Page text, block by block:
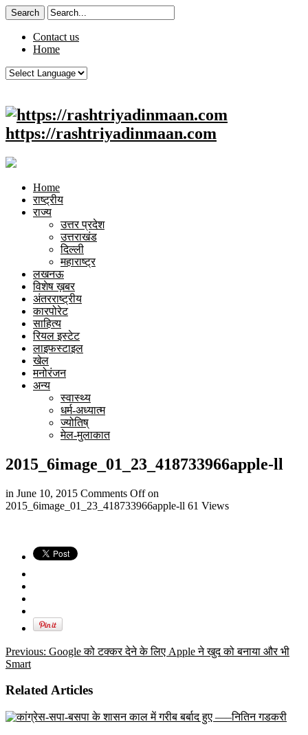
Contact us
Home
https://rashtriyadinmaan.com
Home
राष्ट्रीय
राज्य
उत्तर प्रदेश
उत्तराखंड
दिल्ली
महाराष्ट्र
लखनऊ
विशेष ख़बर
अंतरराष्ट्रीय
कारपोरेट
साहित्य
रियल इस्टेट
लाइफस्टाइल
खेल
मनोरंजन
अन्य
स्वास्थ्य
धर्म-अध्यात्म
ज्योतिष्
मेल-मुलाकात
2015_6image_01_23_418733966apple-ll
in June 10, 2015 Comments Offon
2015_6image_01_23_418733966apple-ll 61 Views
Previous: Google को टक्कर देने के लिए Apple ने खुद को बनाया और भी
Smart
Related Articles